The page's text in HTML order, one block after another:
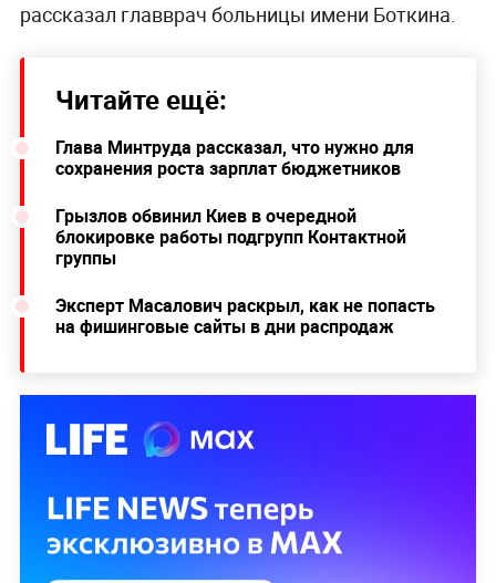
рассказал главврач больницы имени Боткина.
Читайте ещё:
Глава Минтруда рассказал, что нужно для
сохранения роста зарплат бюджетников
Грызлов обвинил Киев в очередной
блокировке работы подгрупп Контактной
группы
Эксперт Масалович раскрыл, как не попасть
на фишинговые сайты в дни распродаж